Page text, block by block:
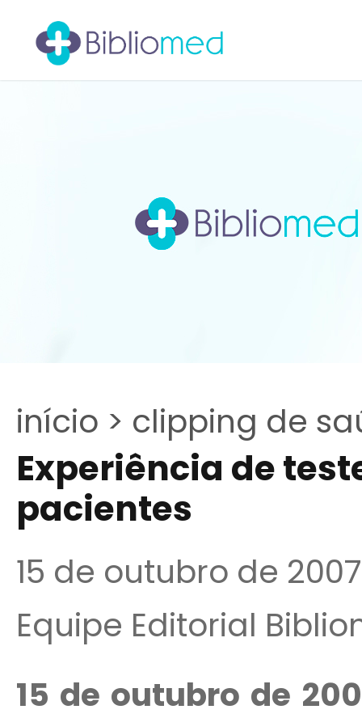
início > clipping de
Experiência de
pacientes
15 de outubro de 2007
Equipe Editorial
15 de outubro de